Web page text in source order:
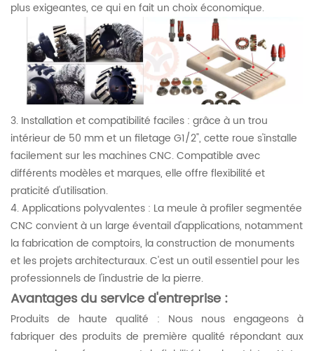
plus exigeantes, ce qui en fait un choix économique.
3. Installation et compatibilité faciles : grâce à un trou
intérieur de 50 mm et un filetage G1/2", cette roue s'installe
facilement sur les machines CNC. Compatible avec
différents modèles et marques, elle offre flexibilité et
praticité d'utilisation.
4. Applications polyvalentes : La meule à profiler segmentée
CNC convient à un large éventail d'applications, notamment
la fabrication de comptoirs, la construction de monuments
et les projets architecturaux. C'est un outil essentiel pour les
professionnels de l'industrie de la pierre.
Avantages du service d'entreprise :
Produits de haute qualité : Nous nous engageons à
fabriquer des produits de première qualité répondant aux